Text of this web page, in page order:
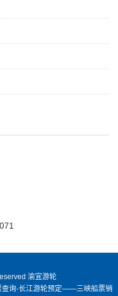
渝宜游轮
查询-长江游轮预定——三峡船票销